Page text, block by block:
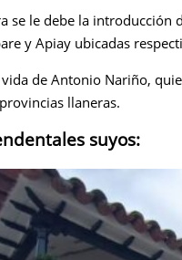
se le debe la introducción
y Apiay ubicadas
de Antonio Nariño,
llaneras.
suyos: